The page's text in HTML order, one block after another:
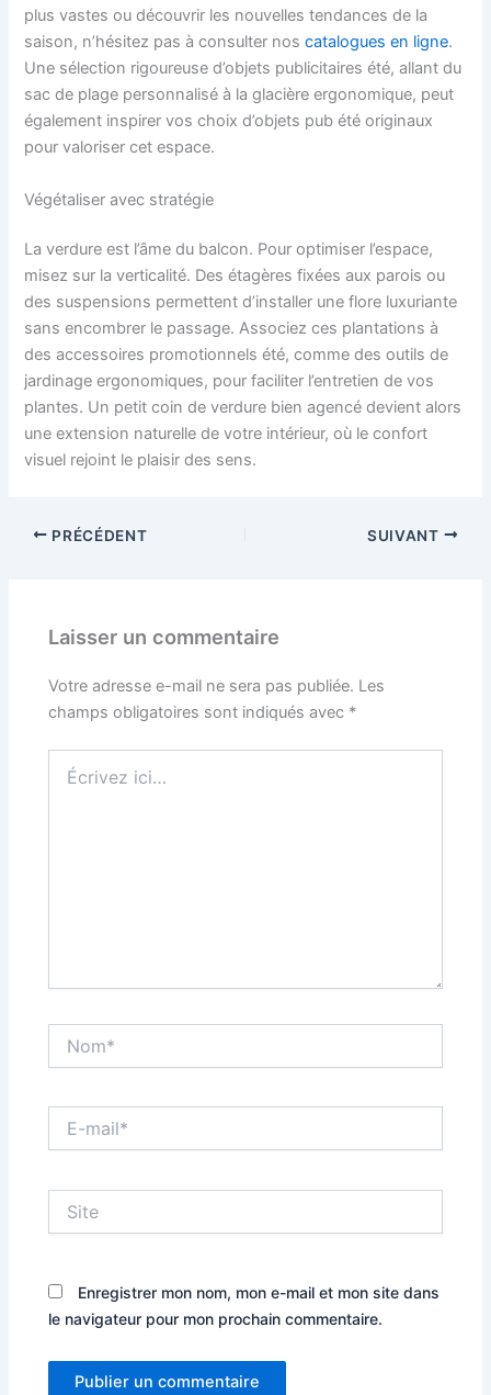
plus vastes ou découvrir les nouvelles tendances de la
saison, n’hésitez pas à consulter noscatalogues en ligne.
Une sélection rigoureuse d’objets publicitaires été, allant du
sac de plage personnalisé à la glacière ergonomique, peut
également inspirer vos choix d’objets pub été originaux
pour valoriser cet espace.
Végétaliser avec stratégie
La verdure est l’âme du balcon. Pour optimiser l’espace,
misez sur la verticalité. Des étagères fixées aux parois ou
des suspensions permettent d’installer une flore luxuriante
sans encombrer le passage. Associez ces plantations à
des accessoires promotionnels été, comme des outils de
jardinage ergonomiques, pour faciliter l’entretien de vos
plantes. Un petit coin de verdure bien agencé devient alors
une extension naturelle de votre intérieur, où le confort
visuel rejoint le plaisir des sens.
PRÉCÉDENT SUIVANT
Laisser un commentaire
Votre adresse e-mail ne sera pas publiée. Les
champs obligatoires sont indiqués avec *
ici…
mail*
Enregistrer mon nom, mon e-mail et mon site dans
le navigateur pour mon prochain commentaire.